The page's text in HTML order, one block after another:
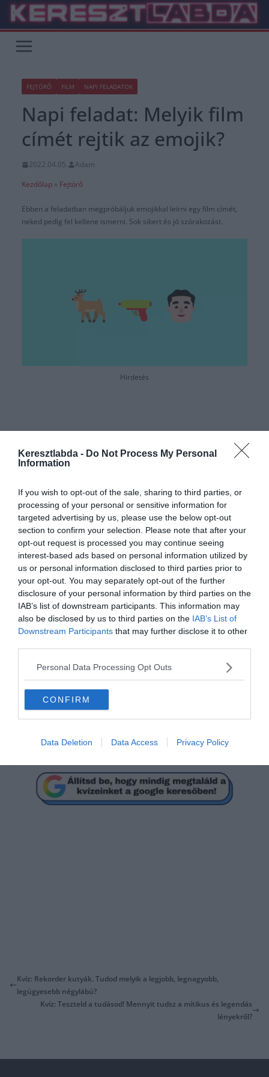
Keresztlabda - Do Not Process My Personal
Information
If you wish to opt-out of the sale, sharing to third parties, or
processing of your personal or sensitive information for
targeted advertising by us, please use the below opt-out
section to confirm your selection. Please note that after your
opt-out request is processed you may continue seeing
interest-based ads based on personal information utilized by
us or personal information disclosed to third parties prior to
your opt-out. You may separately opt-out of the further
disclosure of your personal information by third parties on the
IAB’s list of downstream participants. This information may
also be disclosed by us to third parties on the IAB’s List of
Downstream Participants that may further disclose it to other
Personal Data Processing Opt Outs
CONFIRM
Data Deletion Data Access Privacy Policy
Skip
content
FEJTÖRŐ FILM NAPI FELADATOK
Napi feladat: Melyik film
címét rejtik az emojik?
2022.04.05.
Adam
Kezdőlap » Fejtörő
Ebben a feladatban megpróbáljuk emojikkal leírni egy film címét,
neked pedig fel kellene ismerni. Sok sikert és jó szórakozást.
Hirdetés
Melyik film címét rejtik az
emojik?
Acéllövedék
Dühöngő bika
karbantarthatod az agytekervényeidet, csak nézz körül itt, vagy
Kvíz: Rekorder kutyák. Tudod melyik a legjobb, legnagyobb,
legügyesebb négylábú?
Kvíz: Teszteld a tudásod! Mennyit tudsz a mítikus és legendás
lényekről?